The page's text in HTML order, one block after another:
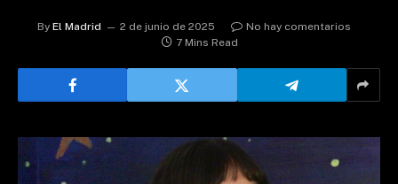
By El Madrid 2 de junio de 2025
No hay comentarios
7 Mins Read